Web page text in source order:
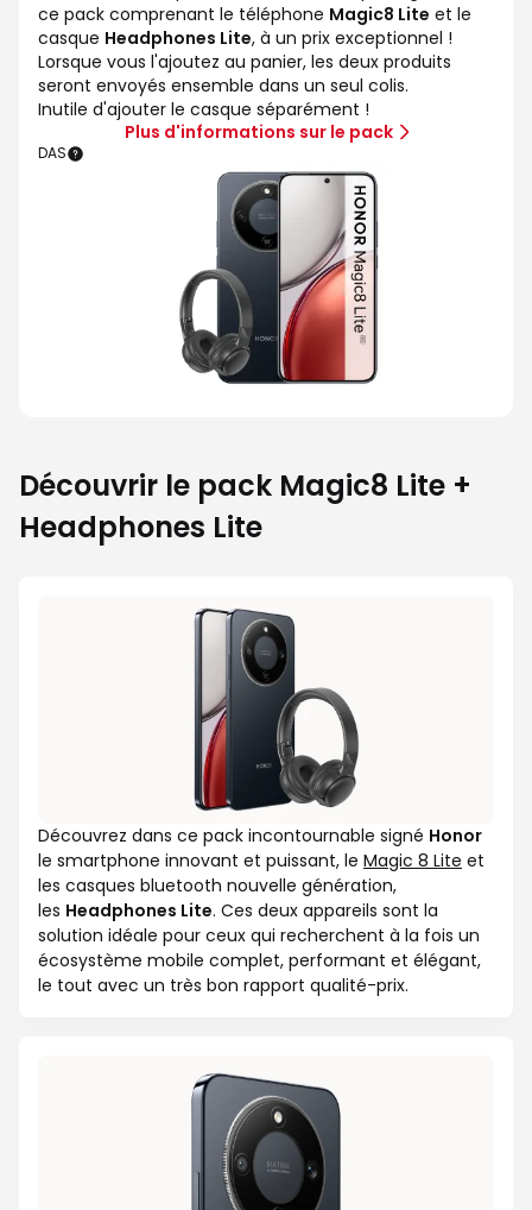
ce pack comprenant le téléphone Magic8 Lite et le
casque Headphones Lite, à un prix exceptionnel !
Lorsque vous l'ajoutez au panier, les deux produits
seront envoyés ensemble dans un seul colis.
Inutile d'ajouter le casque séparément !
Plus d'informations sur le pack
DAS
Découvrir le pack Magic8 Lite +
Headphones Lite
Découvrez dans ce pack incontournable signé Honor
le smartphone innovant et puissant, le Magic 8 Lite et
les casques bluetooth nouvelle génération,
les Headphones Lite. Ces deux appareils sont la
solution idéale pour ceux qui recherchent à la fois un
écosystème mobile complet, performant et élégant,
le tout avec un très bon rapport qualité-prix.